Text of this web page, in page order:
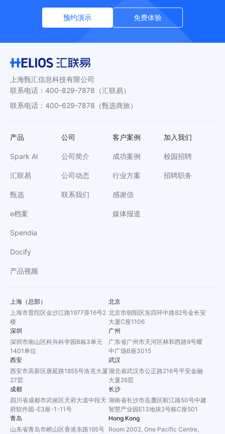
预约演示 免费体验
上海甄汇信息科技有限公司
联系电话 ： 400-829-7878 （汇联易）
联系电话 ： 400-629-7878 （甄选商旅）
产品
Spark AI
汇联易
甄选
e档案
Spendia
Docify
产品视频
公司
公司简介
公司动态
联系我们
客户案例
成功案例
行业方案
感谢信
媒体报道
加入我们
校园招聘
招聘职务
上海（总部）
上海市普陀区金沙江路1977弄16号2
楼
北京
北京市朝阳区东四环中路82号金长安
大厦C座1106
深圳
深圳市南山区科兴科学园B栋3单元
1401单位
广州
广东省广州市天河区林和西路9号耀
中广场B座3015
西安
西安市高新区唐延路1855号洛克大厦
27层
武汉
湖北省武汉市公正路216号平安金融
大厦26层
成都
四川省成都市武侯区天府大道中段天
府软件园-E3座-1-11号
长沙
湖南省长沙市岳麓区靳江路50号中建
智慧产业园E13地块2号栋C座501
青岛
山东省青岛市崂山区香港东路195号
Hong Kong
Room 2002, One Pacific Centre,